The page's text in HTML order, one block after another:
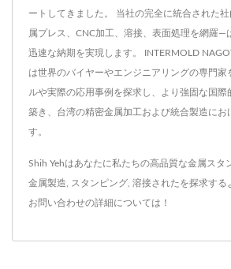
ートしてきました。 当社の完全に統合された
属プレス、CNC加工、溶接、表面処理を網羅—
迅速な納期を実現します。 INTERMOLD
は世界のバイヤーやエンジニアリングの専門家
ルや実際の応用事例を探求し、より強固な国際
築き、台湾の精密金属加工および統合製造にお
す。
Shih Yehはあなたに私たちの高品質な金属スタ
金属製造 スタンピング 溶接されたを探求する
お問い合わせの詳細については！